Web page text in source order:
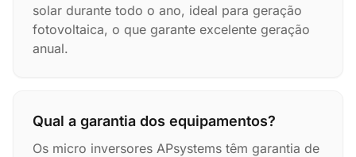
solar durante todo o ano, ideal para geração
fotovoltaica, o que garante excelente geração
anual.
Qual a garantia dos equipamentos?
Os micro inversores APsystems têm garantia de